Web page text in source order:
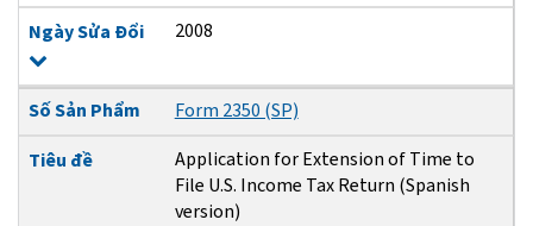
Ngày Sửa Đổi
2008
Số Sản Phẩm
Form 2350 (SP)
Tiêu đề
Application for Extension of Time to
File U.S. Income Tax Return (Spanish
version)